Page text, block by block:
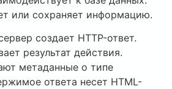
или сохраняет информацию.
создает HTTP-ответ.
результат действия.
метаданные о типе
ответа несет HTML-